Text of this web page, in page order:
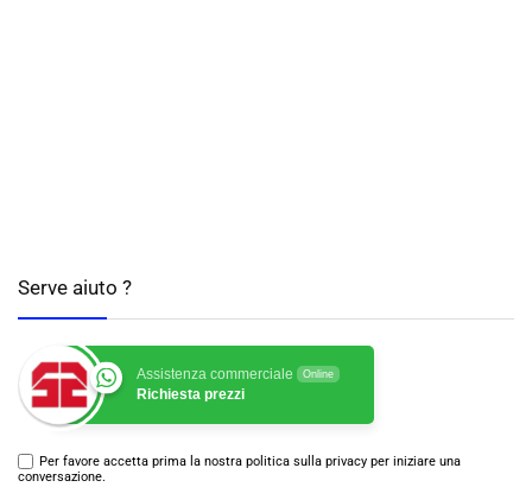
Serve aiuto ?
Assistenza commerciale Online
Richiesta prezzi
Per favore accetta prima la nostra politica sulla privacy per iniziare una
conversazione.